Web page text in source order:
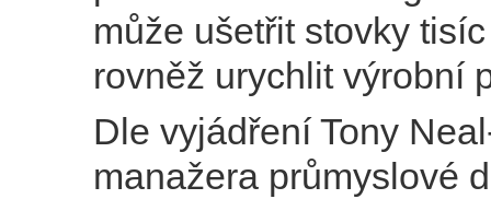
může ušetřit stovky
rovněž urychlit výrobní
Dle vyjádření Tony
manažera průmyslové